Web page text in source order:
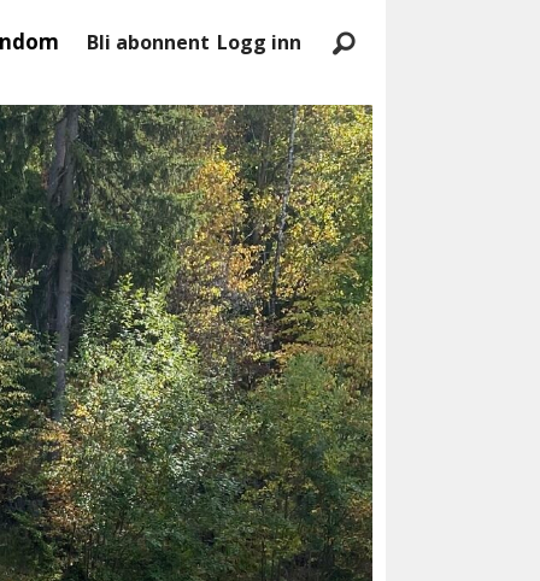
Bli abonnent Logg inn